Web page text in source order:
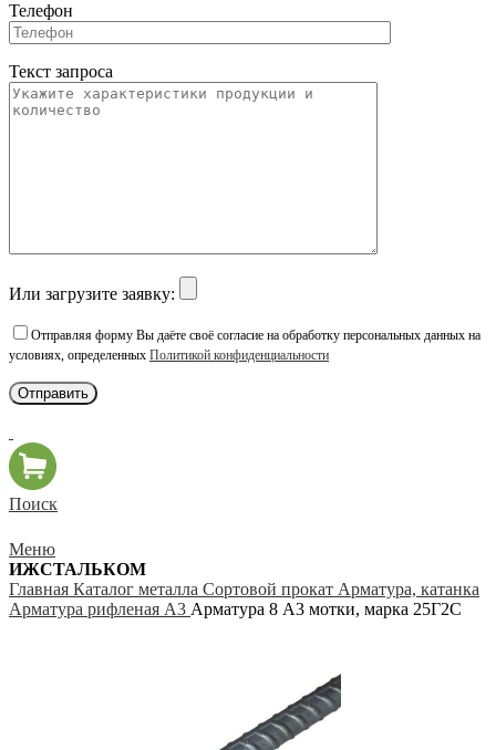
Телефон
Текст запроса
Или загрузите заявку:
Отправляя форму Вы даёте своё согласие на обработку персональных данных на
условиях, определенных Политикой конфиденциальности
Поиск
Меню
ИЖСТАЛЬКОМ
Главная Каталог металла Сортовой прокат Арматура, катанка
Арматура рифленая А3 Арматура 8 А3 мотки, марка 25Г2С